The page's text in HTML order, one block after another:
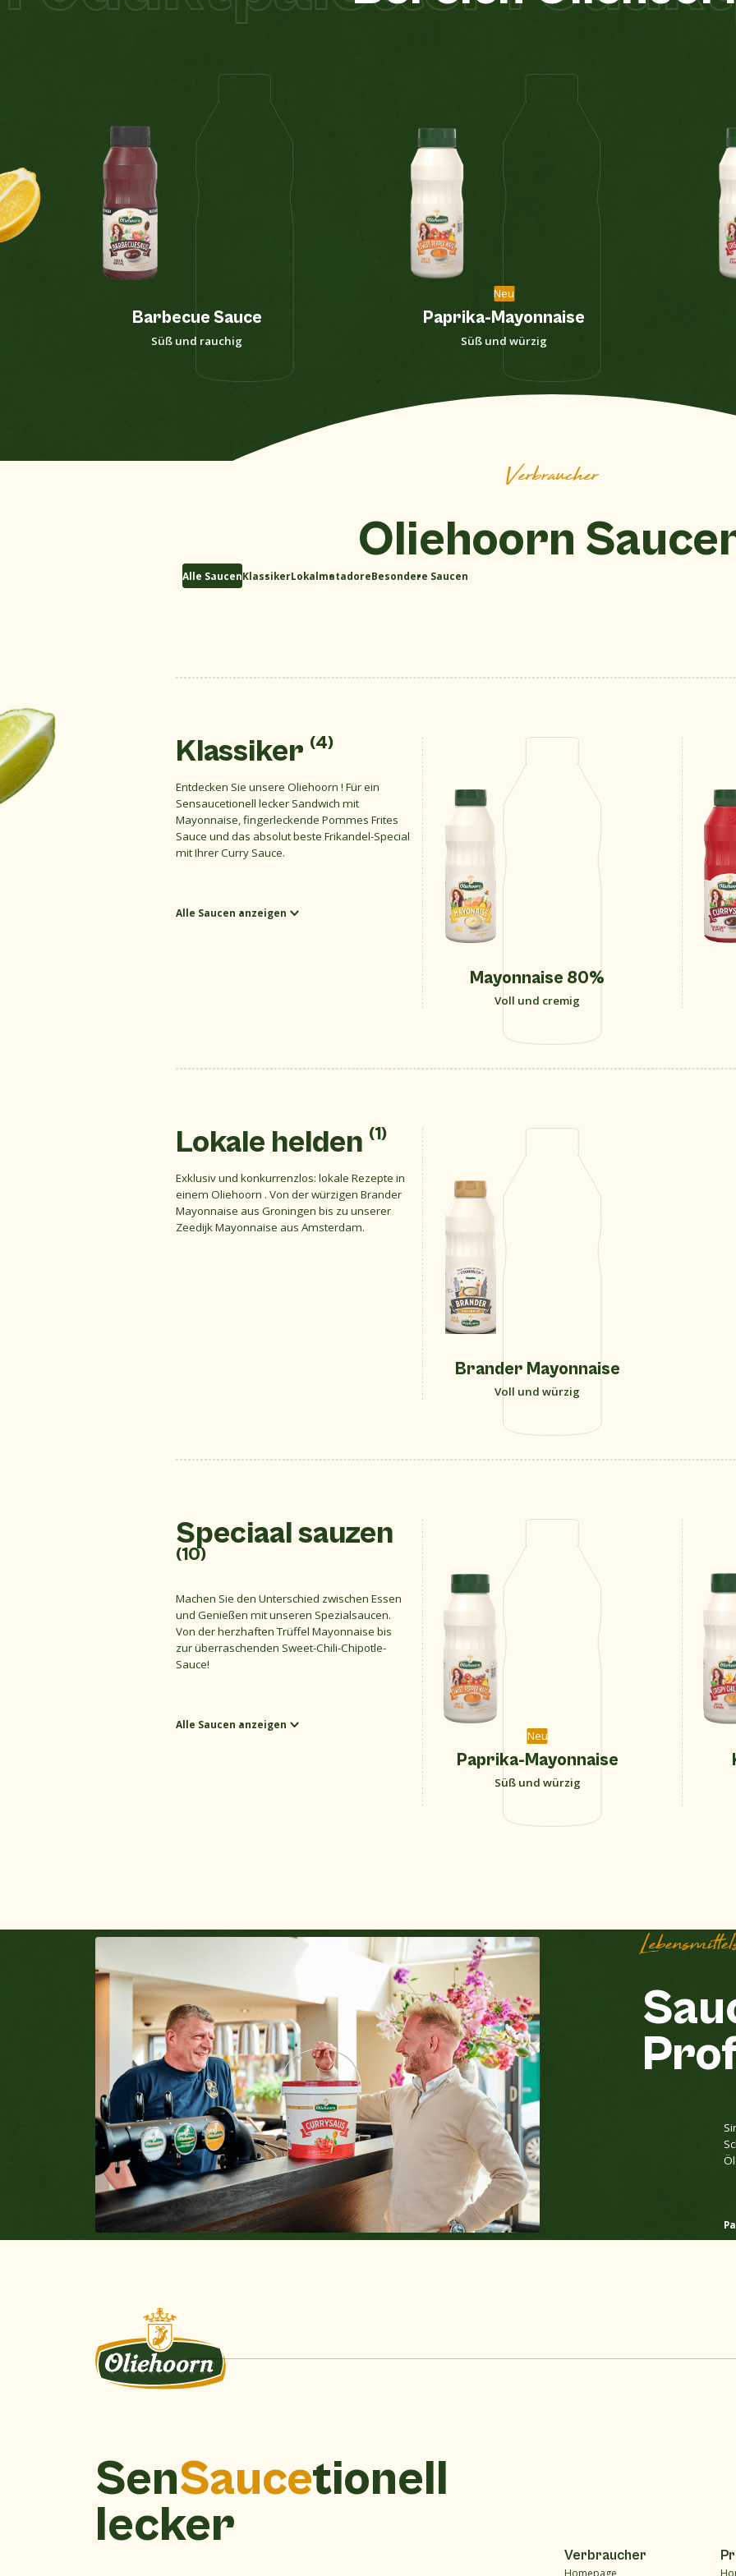
Barbecue Sauce
Süß und rauchig
Neu
Paprika-Mayonnaise
Süß und würzig
Verbraucher
Oliehoorn
Alle SaucenKlassikerLokalmatadoreBesondere Saucen
Klassiker (4)
Entdecken Sie unsere Oliehoorn ! Für ein
Sensaucetionell lecker Sandwich mit
Mayonnaise, fingerleckende Pommes Frites
Sauce und das absolut beste Frikandel-Special
mit Ihrer Curry Sauce.
Alle Saucen anzeigen
Mayonnaise 80%
Voll und cremig
Lokale helden (1)
Exklusiv und konkurrenzlos: lokale Rezepte in
einem Oliehoorn . Von der würzigen Brander
Mayonnaise aus Groningen bis zu unserer
Zeedijk Mayonnaise aus Amsterdam.
Brander Mayonnaise
Voll und würzig
Speciaal sauzen
(10)
Machen Sie den Unterschied zwischen Essen
und Genießen mit unseren Spezialsaucen.
Von der herzhaften Trüffel Mayonnaise bis
zur überraschenden Sweet-Chili-Chipotle-
Sauce!
Alle Saucen anzeigen
Neu
Paprika-Mayonnaise
Süß und würzig
SenSaucetionell
lecker
Verbraucher
Homepage